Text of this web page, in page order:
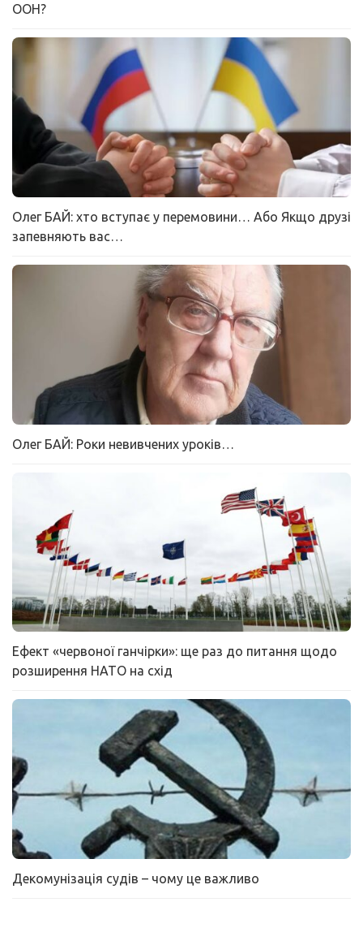
ООН?
Олег БАЙ: хто вступає у перемовини… Або Якщо друзі
запевняють вас…
Олег БАЙ: Роки невивчених уроків…
Ефект «червоної ганчірки»: ще раз до питання щодо
розширення НАТО на схід
Декомунізація судів – чому це важливо